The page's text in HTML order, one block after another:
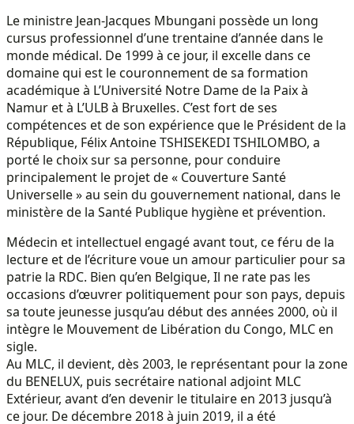
Le ministre Jean-Jacques Mbungani possède un long
cursus professionnel d’une trentaine d’année dans le
monde médical. De 1999 à ce jour, il excelle dans ce
domaine qui est le couronnement de sa formation
académique à L’Université Notre Dame de la Paix à
Namur et à L’ULB à Bruxelles. C’est fort de ses
compétences et de son expérience que le Président de la
République, Félix Antoine TSHISEKEDI TSHILOMBO, a
porté le choix sur sa personne, pour conduire
principalement le projet de « Couverture Santé
Universelle » au sein du gouvernement national, dans le
ministère de la Santé Publique hygiène et prévention.
Médecin et intellectuel engagé avant tout, ce féru de la
lecture et de l’écriture voue un amour particulier pour sa
patrie la RDC. Bien qu’en Belgique, Il ne rate pas les
occasions d’œuvrer politiquement pour son pays, depuis
sa toute jeunesse jusqu’au début des années 2000, où il
intègre le Mouvement de Libération du Congo, MLC en
sigle.
Au MLC, il devient, dès 2003, le représentant pour la zone
du BENELUX, puis secrétaire national adjoint MLC
Extérieur, avant d’en devenir le titulaire en 2013 jusqu’à
ce jour. De décembre 2018 à juin 2019, il a été